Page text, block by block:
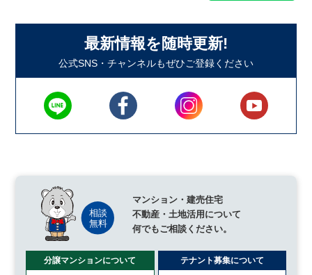
最新情報を随時更新!
公式SNS・チャンネルもぜひご登録ください
マンション・建売住宅
不動産・土地活用について
何でもご相談ください。
分譲マンションについて テナント募集について